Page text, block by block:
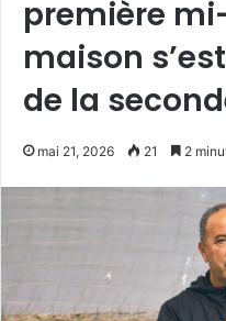
première
maison
de la
mai 21, 2026 21 2